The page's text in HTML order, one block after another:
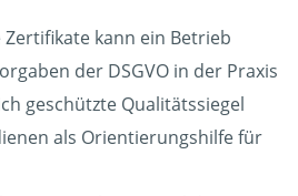
kann ein Betrieb
der DSGVO in der Praxis
geschützte Qualitätssiegel
als Orientierungshilfe für